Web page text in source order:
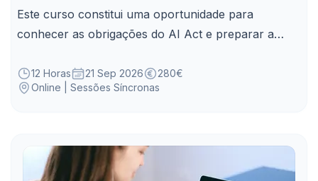
Este curso constitui uma oportunidade para
conhecer as obrigações do AI Act e preparar a
utilização de sistemas de IA.
12 Horas 21 Sep 2026
280€
Online | Sessões Síncronas